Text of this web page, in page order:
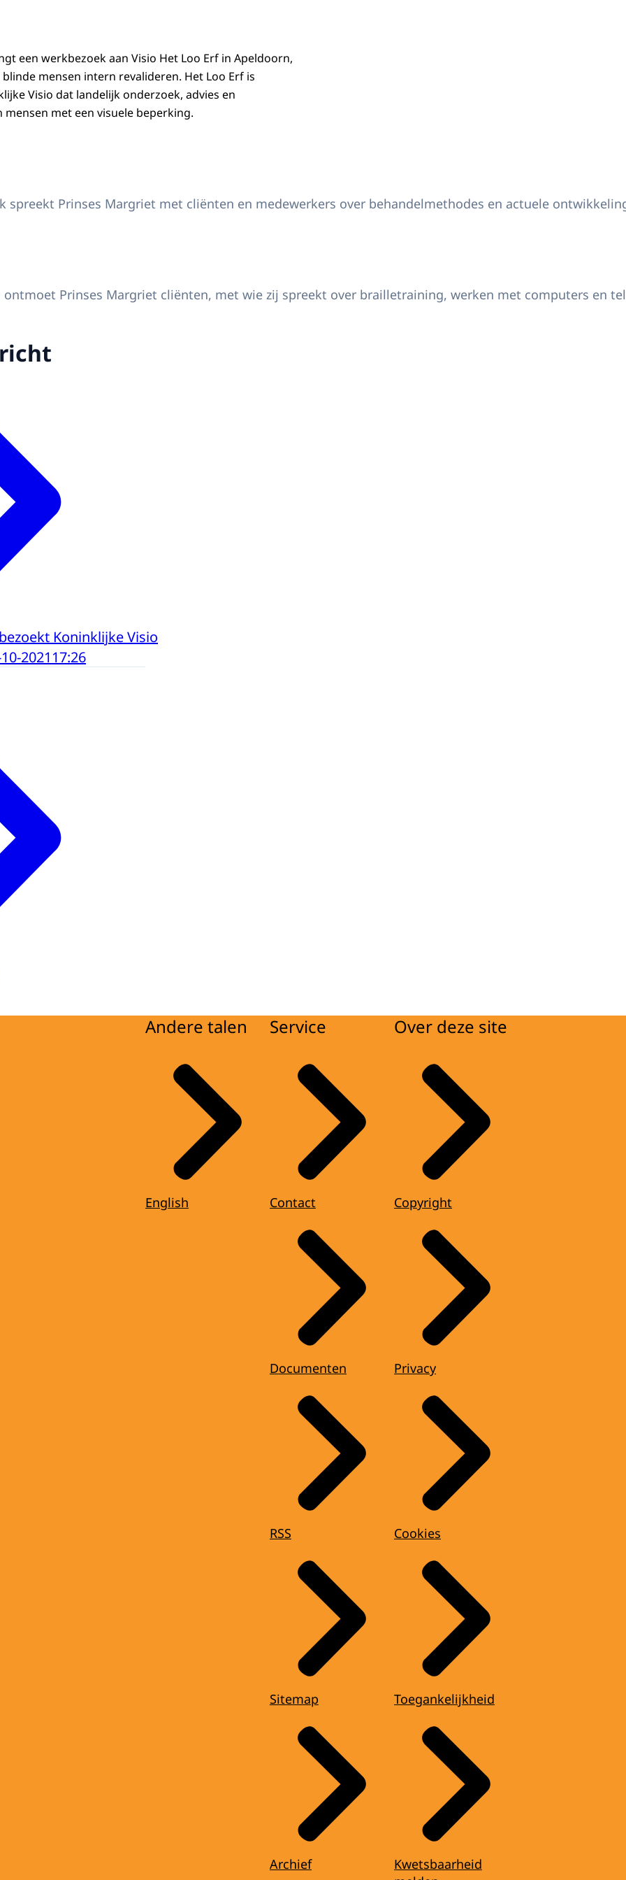
een werkbezoek aan Visio Het Loo Erf in Apeldoorn,
mensen intern revalideren. Het Loo Erf is
Visio dat landelijk onderzoek, advies en
met een visuele beperking.
bezoekt Visio Het Loo Erf
spreekt Prinses Margriet met cliënten en medewerkers over behandelmethodes en actuele
bezoekt Visio Het Loo Erf
Prinses Margriet cliënten, met wie zij spreekt over brailletraining, werken met computers en
Koninklijke Visio
202117:26
Andere talen
English
Service
Contact
Documenten
RSS
Sitemap
Archief
Over deze site
Copyright
Privacy
Cookies
Toegankelijkheid
Kwetsbaarheid